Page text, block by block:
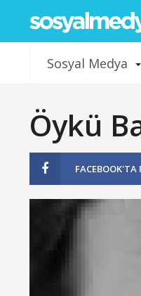
Sosyal Medya
Öykü
FACEBOOK'TA